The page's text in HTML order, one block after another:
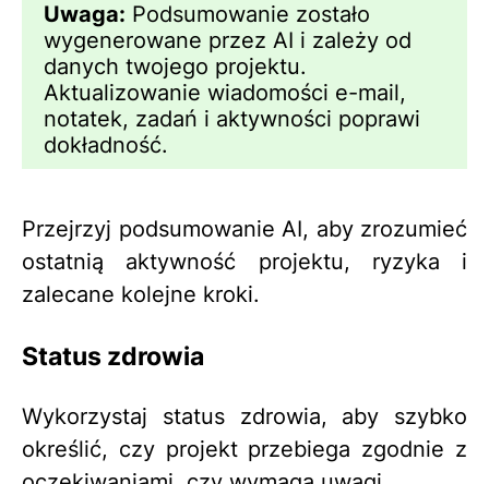
Uwaga: Podsumowanie zostało
wygenerowane przez AI i zależy od
danych twojego projektu.
Aktualizowanie wiadomości e-mail,
notatek, zadań i aktywności poprawi
dokładność.
Przejrzyj podsumowanie AI, aby zrozumieć
ostatnią aktywność projektu, ryzyka i
zalecane kolejne kroki.
Status zdrowia
Wykorzystaj status zdrowia, aby szybko
określić, czy projekt przebiega zgodnie z